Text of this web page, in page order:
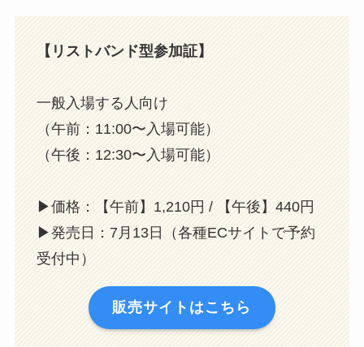
【リストバンド型参加証】
一般入場する人向け
（午前：11:00〜入場可能）
（午後：12:30〜入場可能）
▶︎価格：【午前】1,210円 / 【午後】440円
▶︎発売日：7月13日（各種ECサイトで予約
受付中）
販売サイトはこちら